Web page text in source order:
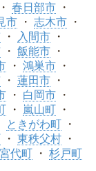
春日部市
市
志木市
入間市
飯能市
鴻巣市
蓮田市
白岡市
嵐山町
ときがわ町
東秩父村
宮代町 杉戸町